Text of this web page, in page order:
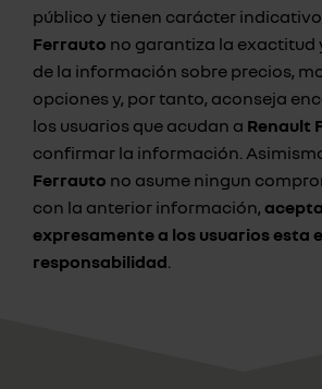
público y tienen carácter
Ferrauto no garantiza la exactitud
de la información sobre precios,
opciones y, por tanto, aconseja
los usuarios que acudan a Renault
confirmar la información.
Ferrauto no asume ningun
con la anterior información,
expresamente a los usuarios esta
responsabilidad.